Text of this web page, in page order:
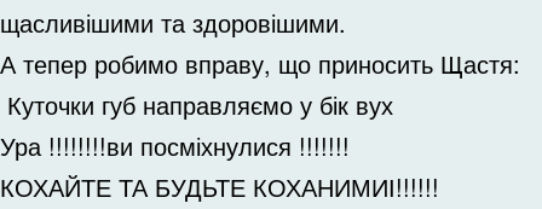
щасливішими та здоровішими.
А тепер робимо вправу, що приносить Щастя:
Куточки губ направляємо у бік вух
Ура !!!!!!!!ви посміхнулися !!!!!!!
КОХАЙТЕ ТА БУДЬТЕ КОХАНИМИІ!!!!!!